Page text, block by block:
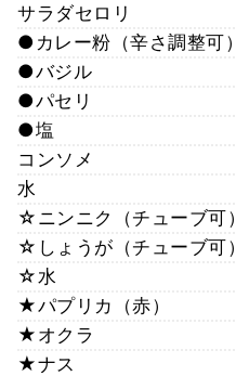
サラダセロリ
●カレー粉（辛さ調整可）
●バジル
●パセリ
●塩
コンソメ
水
☆ニンニク（チューブ可）
☆しょうが（チューブ可）
☆水
★パプリカ（赤）
★オクラ
★ナス